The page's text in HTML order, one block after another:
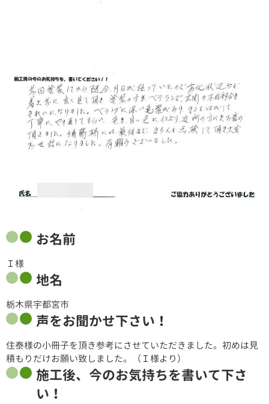
お名前
Ｉ様
地名
栃木県宇都宮市
声をお聞かせ下さい！
住泰様の小冊子を頂き参考にさせていただきました。初めは見
積もりだけお願い致しました。（Ｉ様より）
施工後、今のお気持ちを書いて下さ
い！